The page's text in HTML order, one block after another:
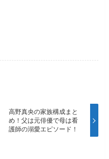
高野真央の家族構成まと
め！父は元俳優で母は看
護師の溺愛エピソード！